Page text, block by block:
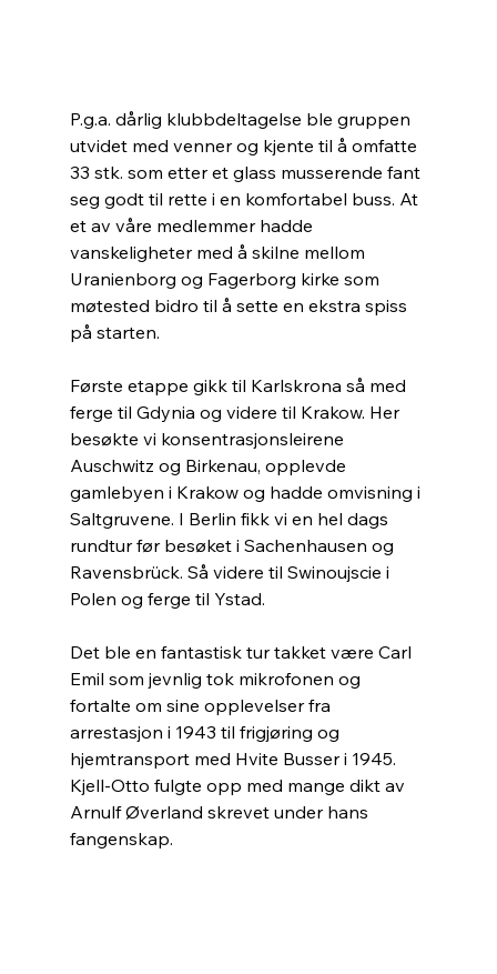
P.g.a. dårlig klubbdeltagelse ble gruppen
utvidet med venner og kjente til å omfatte
33 stk. som etter et glass musserende fant
seg godt til rette i en komfortabel buss. At
et av våre medlemmer hadde
vanskeligheter med å skilne mellom
Uranienborg og Fagerborg kirke som
møtested bidro til å sette en ekstra spiss
på starten.
Første etappe gikk til Karlskrona så med
ferge til Gdynia og videre til Krakow. Her
besøkte vi konsentrasjonsleirene
Auschwitz og Birkenau, opplevde
gamlebyen i Krakow og hadde omvisning i
Saltgruvene. I Berlin fikk vi en hel dags
rundtur før besøket i Sachenhausen og
Ravensbrück. Så videre til Swinoujscie i
Polen og ferge til Ystad.
Det ble en fantastisk tur takket være Carl
Emil som jevnlig tok mikrofonen og
fortalte om sine opplevelser fra
arrestasjon i 1943 til frigjøring og
hjemtransport med Hvite Busser i 1945.
Kjell-Otto fulgte opp med mange dikt av
Arnulf Øverland skrevet under hans
fangenskap.